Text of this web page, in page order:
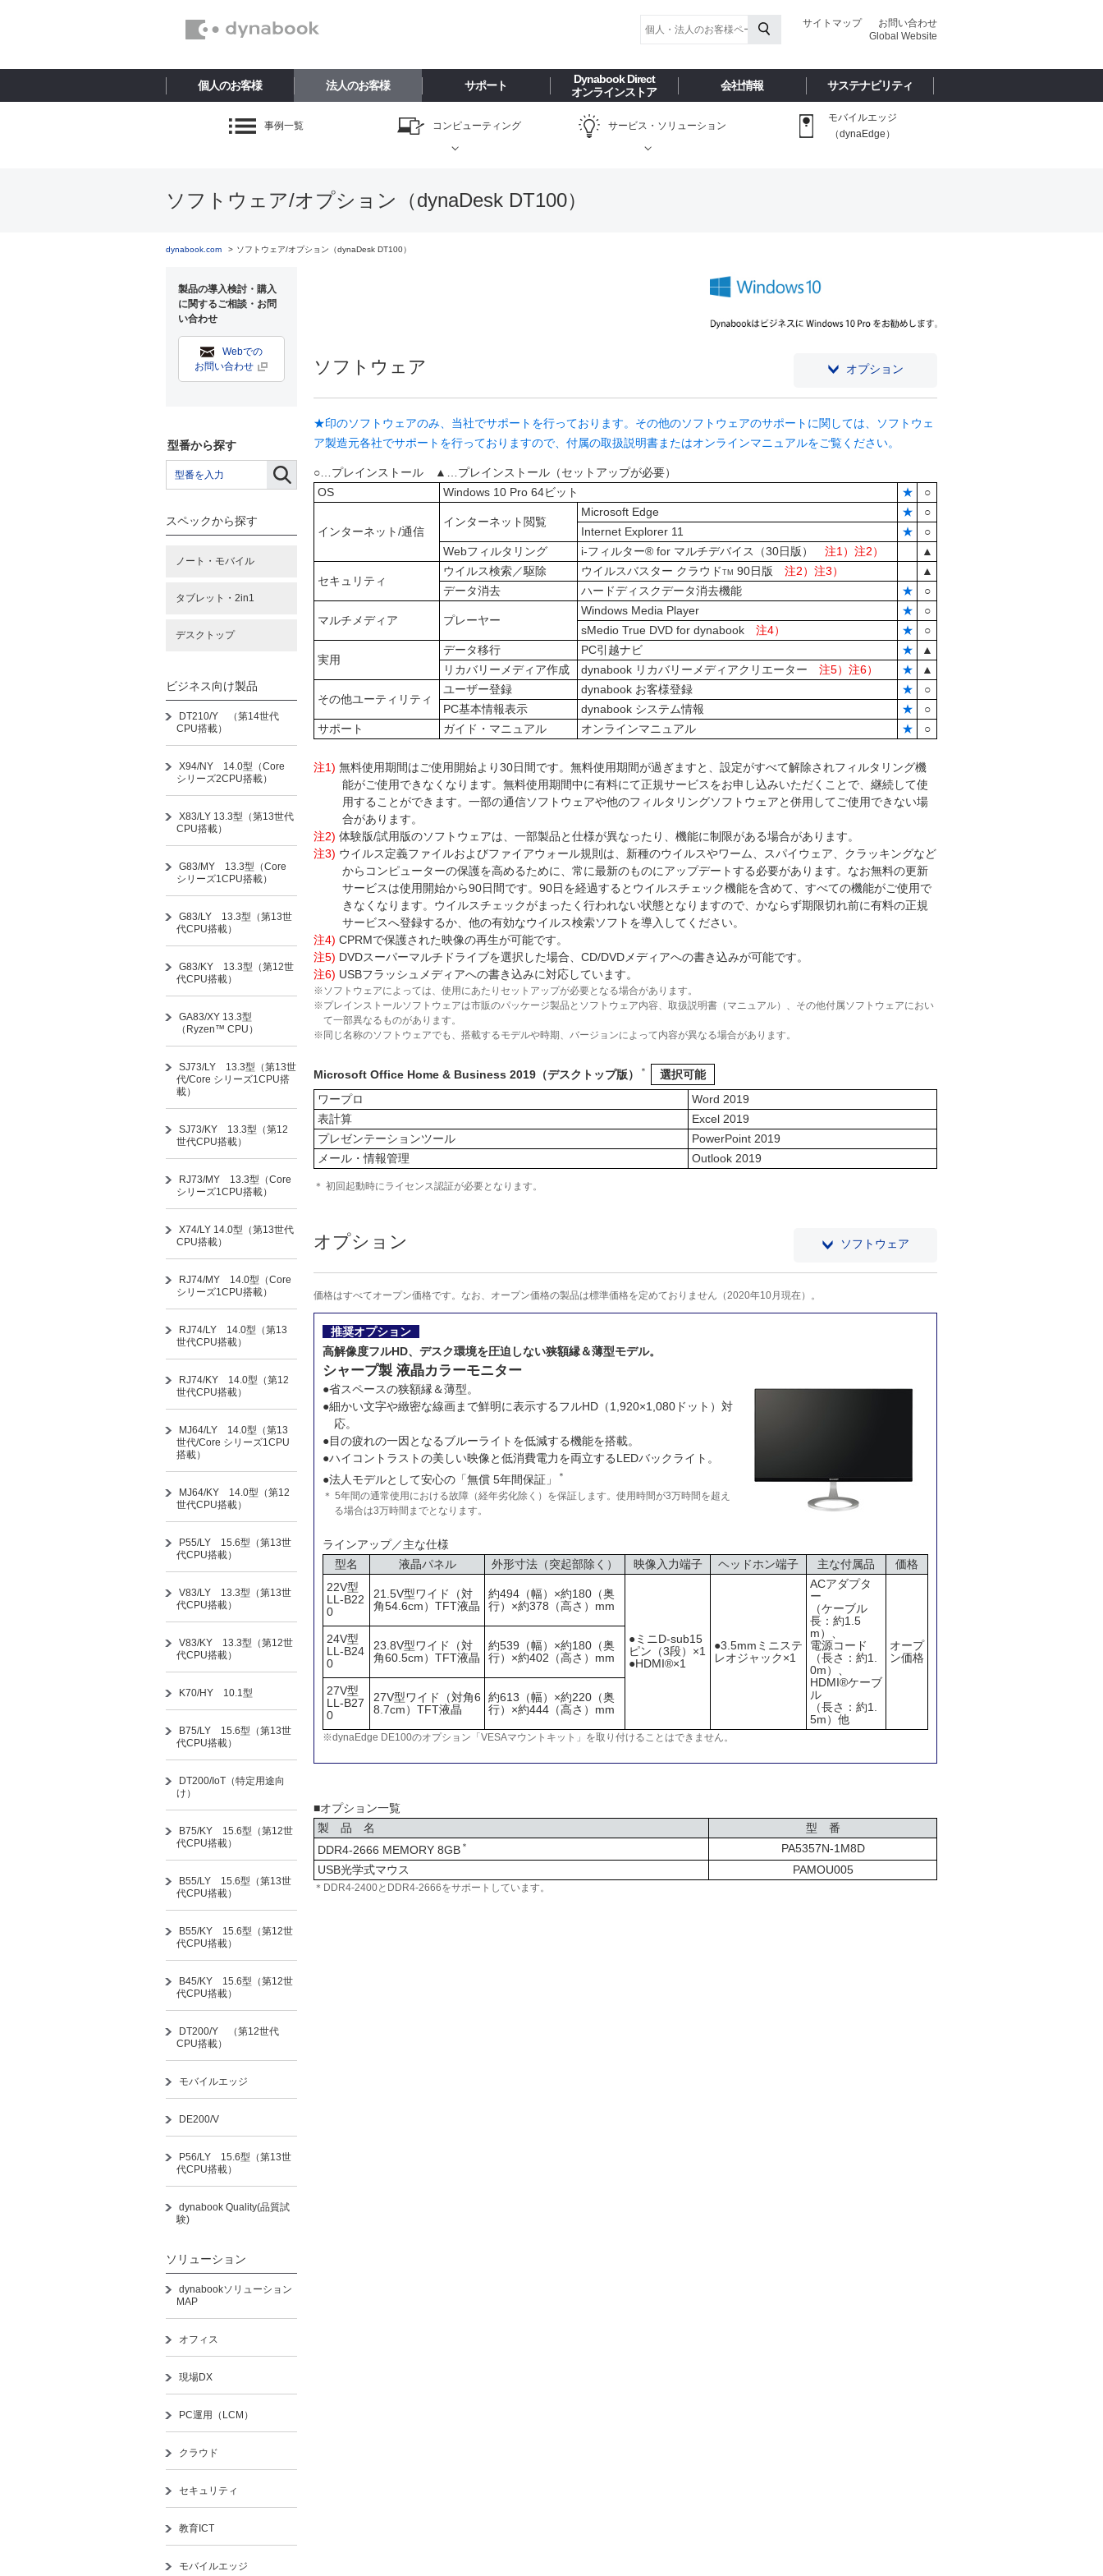
お問い合わせ
サイトマップ
Global Website
個人のお客様 法人のお客様 サポート
Dynabook Direct
オンラインストア
会社情報 サステナビリティ
事例一覧 コンピューティング サービス・ ソリューション
モバイルエッジ
（dynaEdge）
ソフトウェア/オプション（dynaDesk DT100）
dynabook.com ソフトウェア/オプション（dynaDesk DT100）
製品の導入検討・購入
に関するご相談・お問
い合わせ
Webでの
お問い合わせ
型番から探す
スペックから探す
ノート・モバイル
タブレット・2in1
デスクトップ
ビジネス向け製品
DT210/Y （第14世代
CPU搭載）
X94/NY 14.0型（Core
シリーズ2CPU搭載）
X83/LY 13.3型（第13世代
CPU搭載）
G83/MY 13.3型（Core
シリーズ1CPU搭載）
G83/LY 13.3型（第13世
代CPU搭載）
G83/KY 13.3型（第12世
代CPU搭載）
GA83/XY 13.3型
（Ryzen™ CPU）
SJ73/LY 13.3型（第13世
代/Core シリーズ1CPU搭
載）
SJ73/KY 13.3型（第12
世代CPU搭載）
RJ73/MY 13.3型（Core
シリーズ1CPU搭載）
X74/LY 14.0型（第13世代
CPU搭載）
RJ74/MY 14.0型（Core
シリーズ1CPU搭載）
RJ74/LY 14.0型（第13
世代CPU搭載）
RJ74/KY 14.0型（第12
世代CPU搭載）
MJ64/LY 14.0型（第13
世代/Core シリーズ1CPU
搭載）
MJ64/KY 14.0型（第12
世代CPU搭載）
P55/LY 15.6型（第13世
代CPU搭載）
V83/LY 13.3型（第13世
代CPU搭載）
V83/KY 13.3型（第12世
代CPU搭載）
K70/HY 10.1型
B75/LY 15.6型（第13世
代CPU搭載）
DT200/IoT（特定用途向
け）
B75/KY 15.6型（第12世
代CPU搭載）
B55/LY 15.6型（第13世
代CPU搭載）
B55/KY 15.6型（第12世
代CPU搭載）
B45/KY 15.6型（第12世
代CPU搭載）
DT200/Y （第12世代
CPU搭載）
モバイルエッジ
DE200/V
P56/LY 15.6型（第13世
代CPU搭載）
dynabook Quality(品質試
験)
ソリューション
dynabookソリューション
MAP
オフィス
現場DX
PC運用（LCM）
クラウド
セキュリティ
教育ICT
モバイルエッジ
ソフトウェア オプション
★印のソフトウェアのみ、当社でサポートを行っております。その他のソフトウェアのサポートに関しては、ソフトウェ
ア製造元各社でサポートを行っておりますので、付属の取扱説明書またはオンラインマニュアルをご覧ください。
○…プレインストール ▲…プレインストール（セットアップが必要）
OS
Windows 10 Pro 64ビット ★ ○
インターネット/通信
インターネット閲覧
Microsoft Edge ★
○
Internet Explorer 11
★
○
Webフィルタリング
i-フィルター® for マルチデバイス（30日版） 注1）注2） ▲
セキュリティ
ウイルス検索／駆除 ウイルスバスター クラウド TM 90日版 注2）注3）
▲
データ消去
ハードディスクデータ消去機能 ★ ○
マルチメディア プレーヤー
Windows Media Player ★
○
sMedio True DVD for dynabook 注4） ★ ○
実用
データ移行 PC引越ナビ ★
▲
リカバリーメディア作成
dynabook リカバリーメディアクリエーター 注5）注6） ★ ▲
その他ユーティリティ
ユーザー登録 dynabook お客様登録 ★
○
PC基本情報表示
dynabook システム情報 ★
○
サポート
ガイド・マニュアル オンラインマニュアル ★ ○
注1) 無料使用期間はご使用開始より30日間です。無料使用期間が過ぎますと、設定がすべて解除されフィルタリング機
能がご使用できなくなります。無料使用期間中に有料にて正規サービスをお申し込みいただくことで、継続して使
用することができます。一部の通信ソフトウェアや他のフィルタリングソフトウェアと併用してご使用できない場
合があります。
注2) 体験版/試用版のソフトウェアは、一部製品と仕様が異なったり、機能に制限がある場合があります。
注3) ウイルス定義ファイルおよびファイアウォール規則は、新種のウイルスやワーム、スパイウェア、クラッキングなど
からコンピューターの保護を高めるために、常に最新のものにアップデートする必要があります。なお無料の更新
サービスは使用開始から90日間です。90日を経過するとウイルスチェック機能を含めて、すべての機能がご使用で
きなくなります。ウイルスチェックがまったく行われない状態となりますので、かならず期限切れ前に有料の正規
サービスへ登録するか、他の有効なウイルス検索ソフトを導入してください。
注4) CPRMで保護された映像の再生が可能です。
注5) DVDスーパーマルチドライブを選択した場合、CD/DVDメディアへの書き込みが可能です。
注6) USBフラッシュメディアへの書き込みに対応しています。
※ソフトウェアによっては、使用にあたりセットアップが必要となる場合があります。
※プレインストールソフトウェアは市販のパッケージ製品とソフトウェア内容、取扱説明書（マニュアル）、その他付属ソフトウェアにおい
て一部異なるものがあります。
※同じ名称のソフトウェアでも、搭載するモデルや時期、バージョンによって内容が異なる場合があります。
Microsoft Office Home & Business 2019（デスクトップ版） ＊
選択可能
ワープロ
Word 2019
表計算
Excel 2019
プレゼンテーションツール
PowerPoint 2019
メール・情報管理
Outlook 2019
＊ 初回起動時にライセンス認証が必要となります。
オプション ソフトウェア
価格はすべてオープン価格です。なお、オープン価格の製品は標準価格を定めておりません（2020年10月現在）。
推奨オプション
高解像度フルHD、デスク環境を圧迫しない狭額縁＆薄型モデル。
シャープ製 液晶カラーモニター
●省スペースの狭額縁＆薄型。
●細かい文字や緻密な線画まで鮮明に表示するフルHD（1,920×1,080ドット）対
応。
●目の疲れの一因となるブルーライトを低減する機能を搭載。
●ハイコントラストの美しい映像と低消費電力を両立するLEDバックライト。
●法人モデルとして安心の「無償 5年間保証」
＊
＊ 5年間の通常使用における故障（経年劣化除く）を保証します。使用時間が3万時間を超え
る場合は3万時間までとなります。
ラインアップ／主な仕様
型名
液晶パネル 外形寸法（突起部除く） 映像入力端子 ヘッドホン端子 主な付属品
価格
22V型
LL-B22
0
21.5V型ワイド（対
角54.6cm）TFT液晶
約494（幅）×約180（奥
行）×約378（高さ）mm
●ミニD-sub15
ピン（3段）×1
●HDMI®×1
●3.5mmミニステ
レオジャック×1
ACアダプタ
ー
（ケーブル
長：約1.5
m）、
電源コード
（長さ：約1.
0m）、
HDMI®ケーブ
ル
（長さ：約1.
5m）他
オープ
ン価格
24V型
LL-B24
0
23.8V型ワイド（対
角60.5cm）TFT液晶
約539（幅）×約180（奥
行）×約402（高さ）mm
27V型
LL-B27
0
27V型ワイド（対角6
8.7cm）TFT液晶
約613（幅）×約220（奥
行）×約444（高さ）mm
※dynaEdge DE100のオプション「VESAマウントキット」を取り付けることはできません。
■オプション一覧
製 品 名
型 番
DDR4-2666 MEMORY 8GB ＊
PA5357N-1M8D
USB光学式マウス
PAMOU005
＊DDR4-2400とDDR4-2666をサポートしています。